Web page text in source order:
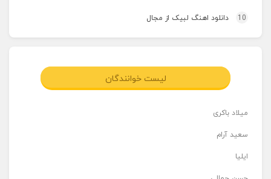
10 دانلود اهنگ لبیک از مجال
لیست خوانندگان
میلاد باکری
سعید آرام
ایلیا